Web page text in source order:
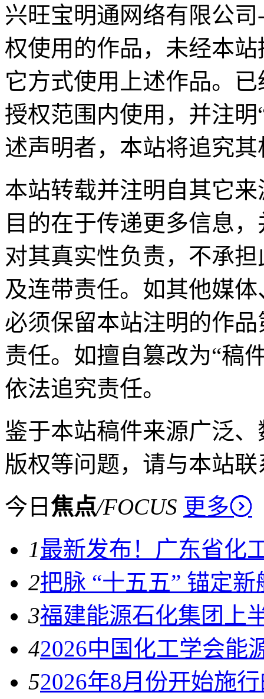
兴旺宝明通网络有限公
权使用的作品，未经本
它方式使用上述作品。
授权范围内使用，并注
述声明者，本站将追究
本站转载并注明自其它
目的在于传递更多信息
对其真实性负责，不承
及连带责任。如其他媒
必须保留本站注明的作
责任。如擅自篡改为“稿
依法追究责任。
鉴于本站稿件来源广泛
版权等问题，请与本站
今日 焦点/FOCUS 更多
1最新发布！广东省化
2把脉 “十五五” 锚定
3福建能源石化集团上
42026中国化工学会能
52026年8月份开始施